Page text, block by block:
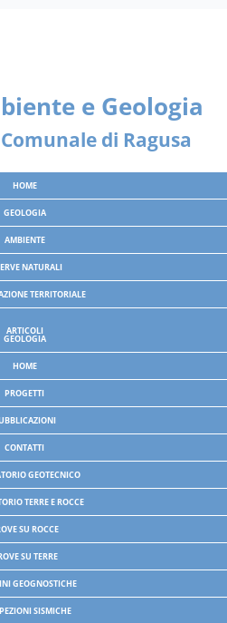
di Ragusa
HOME
GEOLOGIA
AMBIENTE
NATURALI
TERRITORIALE
ARTICOLI
GEOLOGIA
HOME
PROGETTI
CONTATTI
GEOTECNICO
TERRE E ROCCE
SU ROCCE
SU TERRE
GEOGNOSTICHE
SISMICHE